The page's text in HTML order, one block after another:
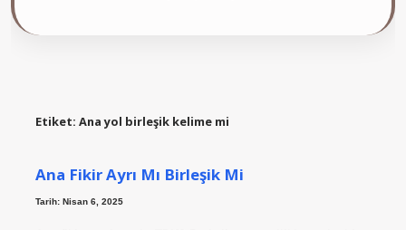
Etiket: Ana yol birleşik kelime mi
Ana Fikir Ayrı Mı Birleşik Mi
Tarih: Nisan 6, 2025